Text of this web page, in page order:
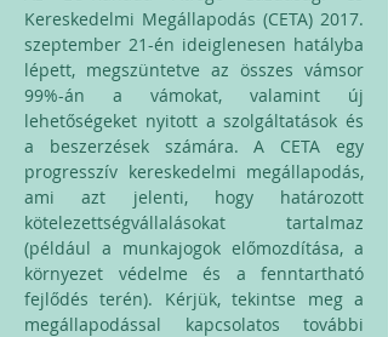
Kereskedelmi Megállapodás (CETA) 2017.
szeptember 21-én ideiglenesen hatályba
lépett, megszüntetve az összes vámsor
99%-án a vámokat, valamint új
lehetőségeket nyitott a szolgáltatások és
a beszerzések számára. A CETA egy
progresszív kereskedelmi megállapodás,
ami azt jelenti, hogy határozott
kötelezettségvállalásokat tartalmaz
(például a munkajogok előmozdítása, a
környezet védelme és a fenntartható
fejlődés terén). Kérjük, tekintse meg a
megállapodással kapcsolatos további